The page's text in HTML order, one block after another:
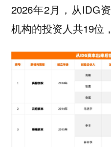
2026年2月，从IDG
机构的投资人共19位